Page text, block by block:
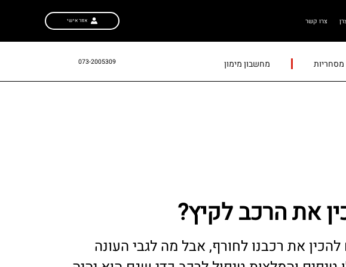
צרו קשר אזור אישי
מסחריות מחשבון מימון 073-2005309
את הרכב לקיץ?
להכין את רכבנו לחורף, אבל מה לגבי העונה